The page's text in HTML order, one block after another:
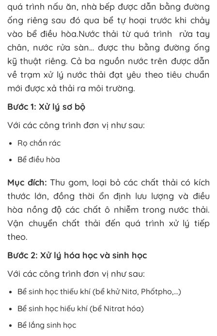
quá trình nấu ăn, nhà bếp được dẫn bằng đường
ống riêng sau đó qua bể tự hoại trước khi chảy
vào bể điều hòa.Nước thải từ quá trình rửa tay
chân, nước rửa sàn… được thu bằng đường ống
kỹ thuật riêng. Cả ba nguồn nước trên được dẫn
về trạm xử lý nước thải đạt yêu theo tiêu chuẩn
mới được xả thải ra môi trường.
Bước 1: Xử lý sơ bộ
Với các công trình đơn vị như sau:
Rọ chắn rác
Bể điều hòa
Mục đích: Thu gom, loại bỏ các chất thải có kích
thước lớn, đồng thời ổn định lưu lượng và điều
hòa nồng độ các chất ô nhiễm trong nước thải.
Vận chuyển chất thải đến quá trình xử lý tiếp
theo.
Bước 2: Xử lý hóa học và sinh học
Với các công trình đơn vị như sau:
Bể sinh học thiếu khí (bể khử Nitơ, Phốtpho,…)
Bể sinh học hiếu khí (bể Nitrat hóa)
Bể lắng sinh học